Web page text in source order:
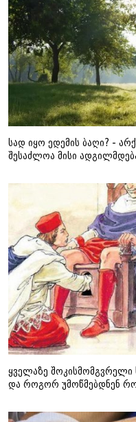
სად იყო ედემის ბაღი? -
შესაძლოა მისი
ყველაზე
და როგორ უმოწმებდნენ